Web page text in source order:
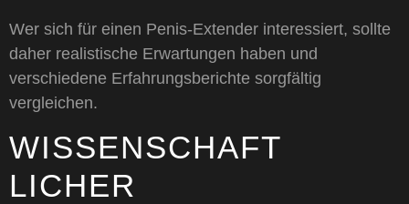
Wer sich für einen Penis-Extender interessiert, sollte
daher realistische Erwartungen haben und
verschiedene Erfahrungsberichte sorgfältig
vergleichen.
WISSENSCHAFT
LICHER